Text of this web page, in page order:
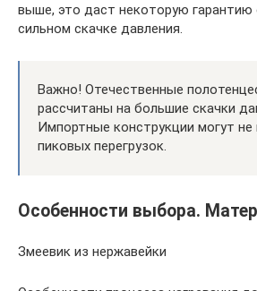
выше, это даст некоторую гарантию
сильном скачке давления.
Важно! Отечественные
рассчитаны на большие скачки
Импортные конструкции могут
пиковых перегрузок.
Особенности выбора.
Змеевик из нержавейки